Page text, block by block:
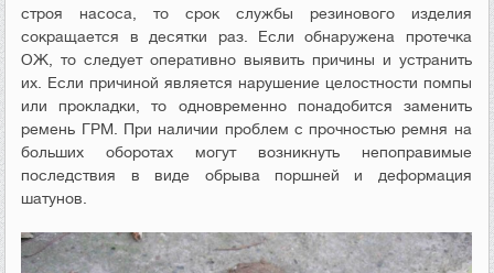
строя насоса, то срок службы резинового изделия
сокращается в десятки раз. Если обнаружена протечка
ОЖ, то следует оперативно выявить причины и устранить
их. Если причиной является нарушение целостности помпы
или прокладки, то одновременно понадобится заменить
ремень ГРМ. При наличии проблем с прочностью ремня на
больших оборотах могут возникнуть непоправимые
последствия в виде обрыва поршней и деформация
шатунов.